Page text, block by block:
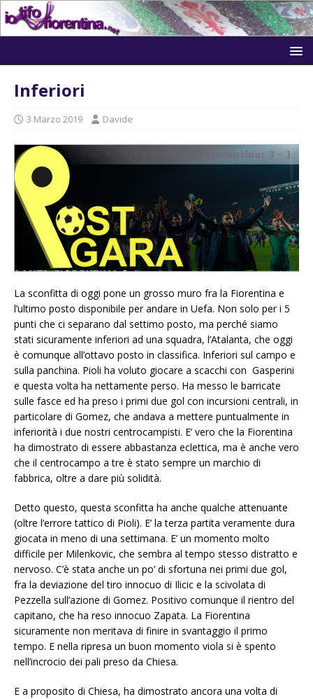
Inferiori
3 Marzo 2019 Davide
La sconfitta di oggi pone un grosso muro fra la Fiorentina e
l’ultimo posto disponibile per andare in Uefa. Non solo per i 5
punti che ci separano dal settimo posto, ma perché siamo
stati sicuramente inferiori ad una squadra, l’Atalanta, che oggi
è comunque all’ottavo posto in classifica. Inferiori sul campo e
sulla panchina. Pioli ha voluto giocare a scacchi con Gasperini
e questa volta ha nettamente perso. Ha messo le barricate
sulle fasce ed ha preso i primi due gol con incursioni centrali, in
particolare di Gomez, che andava a mettere puntualmente in
inferiorità i due nostri centrocampisti. E’ vero che la Fiorentina
ha dimostrato di essere abbastanza eclettica, ma è anche vero
che il centrocampo a tre è stato sempre un marchio di
fabbrica, oltre a dare più solidità.
Detto questo, questa sconfitta ha anche qualche attenuante
(oltre l’errore tattico di Pioli). E’ la terza partita veramente dura
giocata in meno di una settimana. E’ un momento molto
difficile per Milenkovic, che sembra al tempo stesso distratto e
nervoso. C’è stata anche un po’ di sfortuna nei primi due gol,
fra la deviazione del tiro innocuo di Ilicic e la scivolata di
Pezzella sull’azione di Gomez. Positivo comunque il rientro del
capitano, che ha reso innocuo Zapata. La Fiorentina
sicuramente non meritava di finire in svantaggio il primo
tempo. E nella ripresa un buon momento viola si è spento
nell’incrocio dei pali preso da Chiesa.
E a proposito di Chiesa, ha dimostrato ancora una volta di